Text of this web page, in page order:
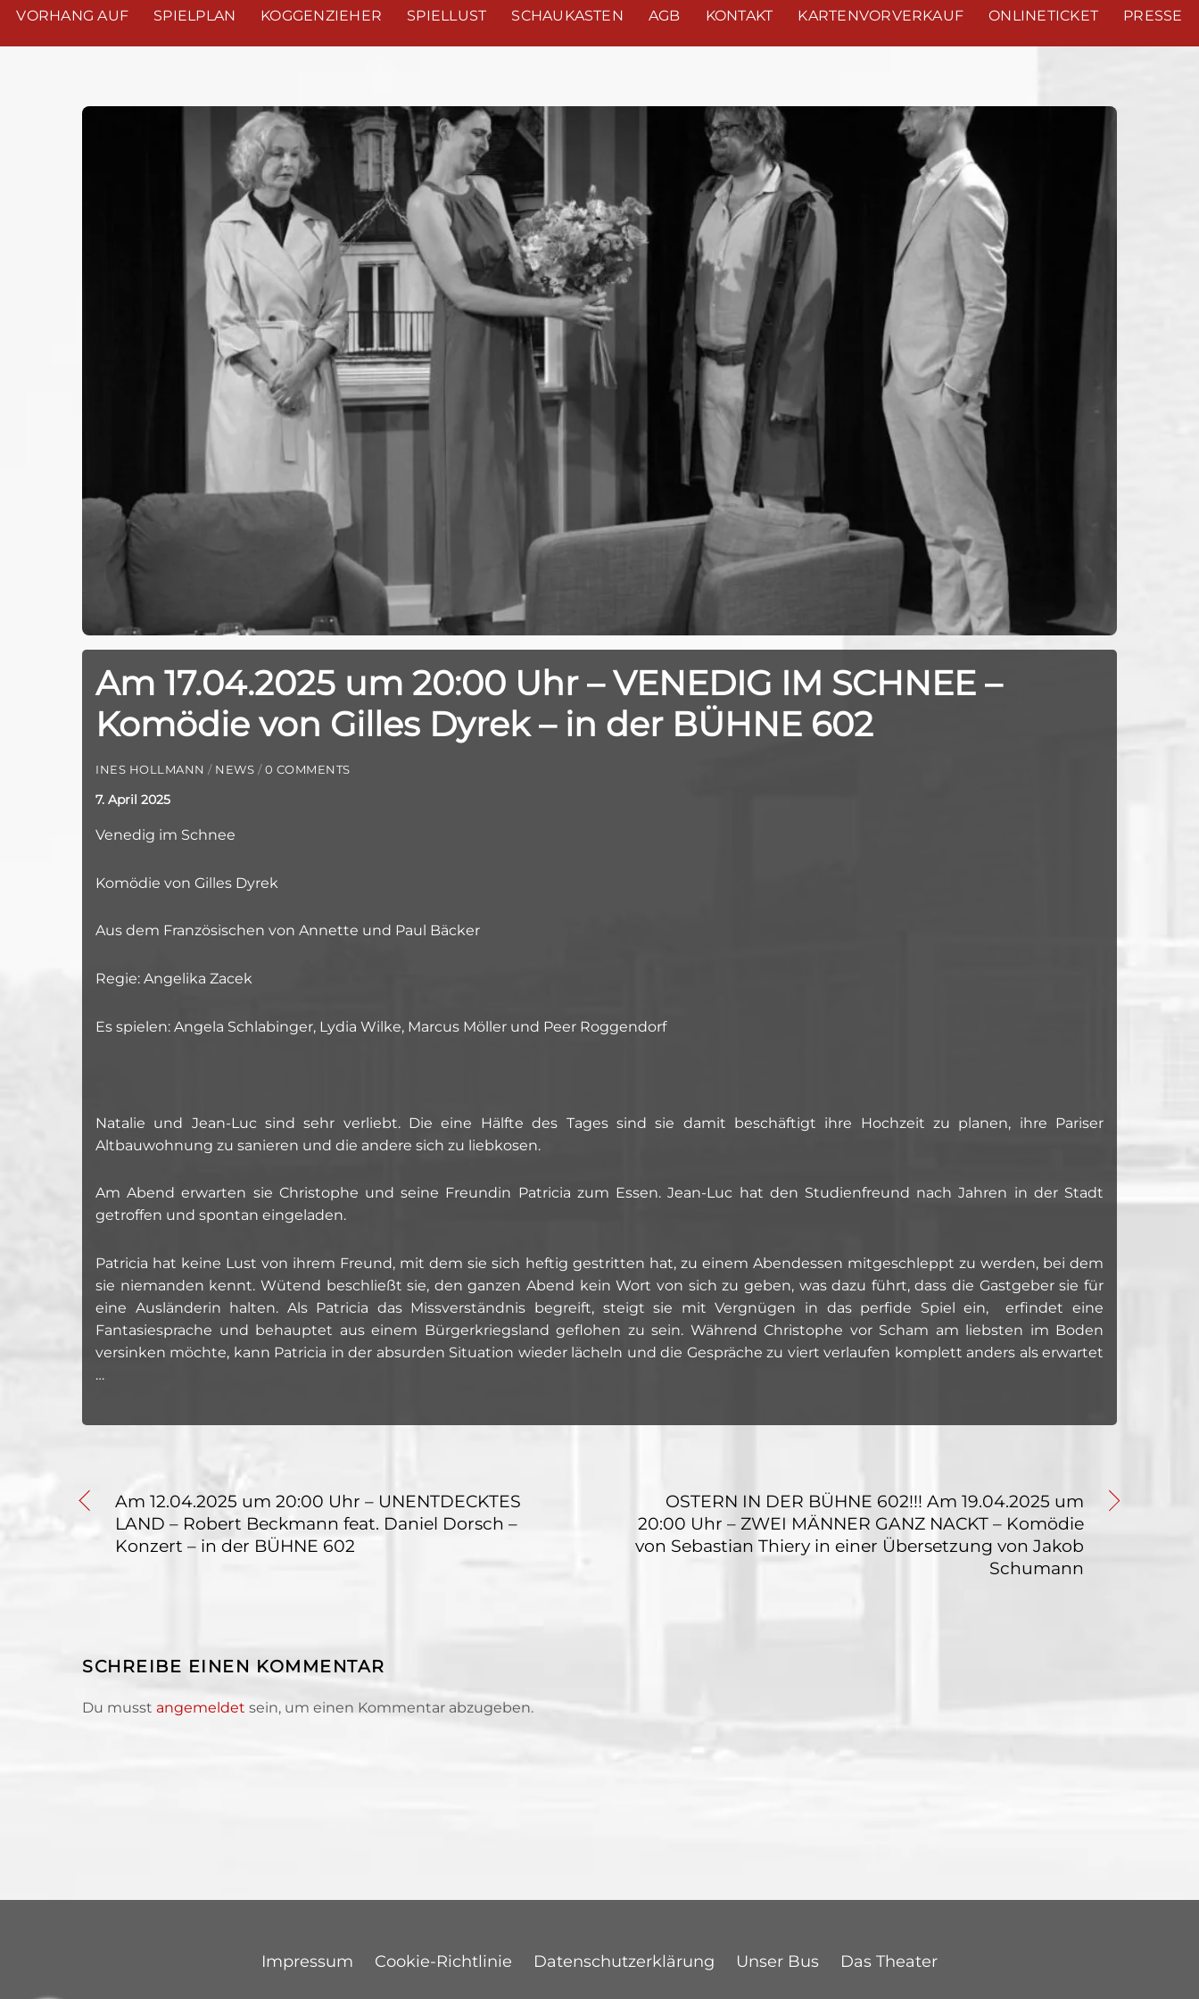
VORHANG AUF SPIELPLAN KOGGENZIEHER SPIELLUST SCHAUKASTEN AGB KONTAKT KARTENVORVERKAUF ONLINETICKET PRESSE
Am 17.04.2025 um 20:00 Uhr – VENEDIG IM SCHNEE –
Komödie von Gilles Dyrek – in der BÜHNE 602
INES HOLLMANN / NEWS / 0 COMMENTS
7. April 2025
Venedig im Schnee
Komödie von Gilles Dyrek
Aus dem Französischen von Annette und Paul Bäcker
Regie: Angelika Zacek
Es spielen: Angela Schlabinger, Lydia Wilke, Marcus Möller und Peer Roggendorf
Natalie und Jean-Luc sind sehr verliebt. Die eine Hälfte des Tages sind sie damit beschäftigt ihre Hochzeit zu planen, ihre Pariser
Altbauwohnung zu sanieren und die andere sich zu liebkosen.
Am Abend erwarten sie Christophe und seine Freundin Patricia zum Essen. Jean-Luc hat den Studienfreund nach Jahren in der Stadt
getroffen und spontan eingeladen.
Patricia hat keine Lust von ihrem Freund, mit dem sie sich heftig gestritten hat, zu einem Abendessen mitgeschleppt zu werden, bei dem
sie niemanden kennt. Wütend beschließt sie, den ganzen Abend kein Wort von sich zu geben, was dazu führt, dass die Gastgeber sie für
eine Ausländerin halten. Als Patricia das Missverständnis begreift, steigt sie mit Vergnügen in das perfide Spiel ein, erfindet eine
Fantasiesprache und behauptet aus einem Bürgerkriegsland geflohen zu sein. Während Christophe vor Scham am liebsten im Boden
versinken möchte, kann Patricia in der absurden Situation wieder lächeln und die Gespräche zu viert verlaufen komplett anders als erwartet
…
Am 12.04.2025 um 20:00 Uhr – UNENTDECKTES
LAND – Robert Beckmann feat. Daniel Dorsch –
Konzert – in der BÜHNE 602
OSTERN IN DER BÜHNE 602!!! Am 19.04.2025 um
20:00 Uhr – ZWEI MÄNNER GANZ NACKT – Komödie
von Sebastian Thiery in einer Übersetzung von Jakob
Schumann
SCHREIBE EINEN KOMMENTAR
Du musst angemeldet sein, um einen Kommentar abzugeben.
Impressum Cookie-Richtlinie Datenschutzerklärung Unser Bus Das Theater